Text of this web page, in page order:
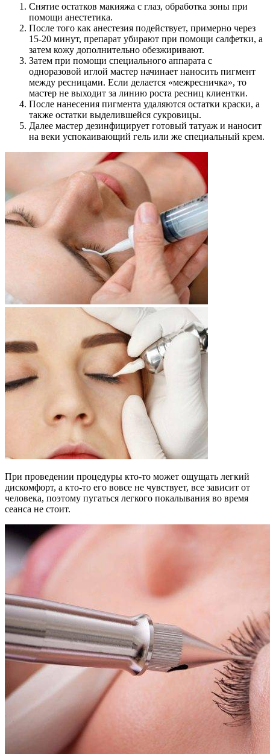
Снятие остатков макияжа с глаз, обработка зоны при
помощи анестетика.
После того как анестезия подействует, примерно через
15-20 минут, препарат убирают при помощи салфетки, а
затем кожу дополнительно обезжиривают.
Затем при помощи специального аппарата с
одноразовой иглой мастер начинает наносить пигмент
между ресницами. Если делается «межресничка», то
мастер не выходит за линию роста ресниц клиентки.
После нанесения пигмента удаляются остатки краски, а
также остатки выделившейся сукровицы.
Далее мастер дезинфицирует готовый татуаж и наносит
на веки успокаивающий гель или же специальный крем.
При проведении процедуры кто-то может ощущать легкий
дискомфорт, а кто-то его вовсе не чувствует, все зависит от
человека, поэтому пугаться легкого покалывания во время
сеанса не стоит.